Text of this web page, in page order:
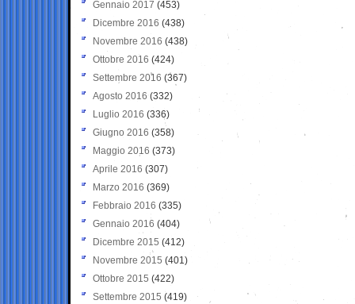
Gennaio 2017 (453)
Dicembre 2016 (438)
Novembre 2016 (438)
Ottobre 2016 (424)
Settembre 2016 (367)
Agosto 2016 (332)
Luglio 2016 (336)
Giugno 2016 (358)
Maggio 2016 (373)
Aprile 2016 (307)
Marzo 2016 (369)
Febbraio 2016 (335)
Gennaio 2016 (404)
Dicembre 2015 (412)
Novembre 2015 (401)
Ottobre 2015 (422)
Settembre 2015 (419)